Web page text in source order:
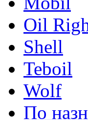
Oil
Shell
Teboil
Wolf
По